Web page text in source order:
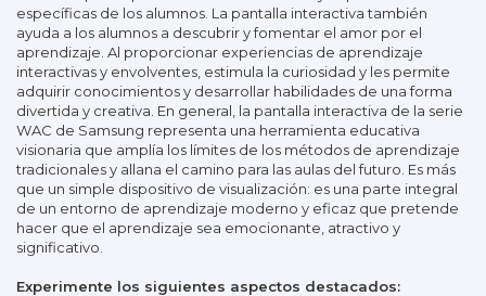
específicas de los alumnos. La pantalla interactiva también
ayuda a los alumnos a descubrir y fomentar el amor por el
aprendizaje. Al proporcionar experiencias de aprendizaje
interactivas y envolventes, estimula la curiosidad y les permite
adquirir conocimientos y desarrollar habilidades de una forma
divertida y creativa. En general, la pantalla interactiva de la serie
WAC de Samsung representa una herramienta educativa
visionaria que amplía los límites de los métodos de aprendizaje
tradicionales y allana el camino para las aulas del futuro. Es más
que un simple dispositivo de visualización: es una parte integral
de un entorno de aprendizaje moderno y eficaz que pretende
hacer que el aprendizaje sea emocionante, atractivo y
significativo.
Experimente los siguientes aspectos destacados: